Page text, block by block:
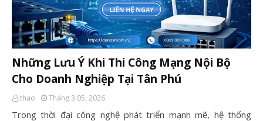
Những Lưu Ý Khi Thi Công Mạng Nội Bộ
Cho Doanh Nghiệp Tại Tân Phú
thao Tháng 3 05, 2026
Trong thời đại công nghệ phát triển mạnh mẽ, hệ thống